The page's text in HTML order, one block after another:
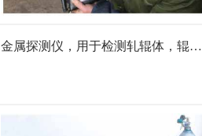
金属探测仪，用于检测轧辊体，辊…